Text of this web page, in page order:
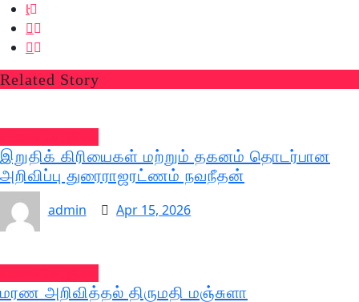
Related Story
இறுதிக் கிரியைகள் மற்றும் தகனம் தொடர்பான
அறிவிப்பு துரைராஜரட்ணம் நவநீதன்
admin
Apr 15, 2026
மரண அறிவித்தல் திருமதி மஞ்சுளா